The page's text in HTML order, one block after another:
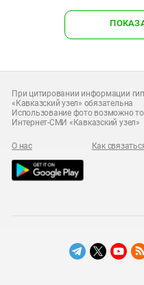
При цитировании информации
«Кавказский узел» обязательна
Использование фото возможно
Интернет-СМИ «Кавказский узел»
О нас Как